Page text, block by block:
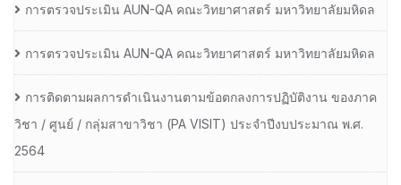
การตรวจประเมิน AUN-QA คณะวิทยาศาสตร์ มหาวิทยาลัยมหิดล
การตรวจประเมิน AUN-QA คณะวิทยาศาสตร์ มหาวิทยาลัยมหิดล
การติดตามผลการดำเนินงานตามข้อตกลงการปฏิบัติงาน ของภาค
วิชา / ศูนย์ / กลุ่มสาขาวิชา (PA VISIT) ประจำปีงบประมาณ พ.ศ.​
2564